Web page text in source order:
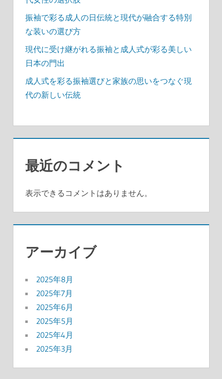
振袖で彩る成人の日伝統と現代が融合する特別
な装いの選び方
現代に受け継がれる振袖と成人式が彩る美しい
日本の門出
成人式を彩る振袖選びと家族の思いをつなぐ現
代の新しい伝統
最近のコメント
表示できるコメントはありません。
アーカイブ
2025年8月
2025年7月
2025年6月
2025年5月
2025年4月
2025年3月